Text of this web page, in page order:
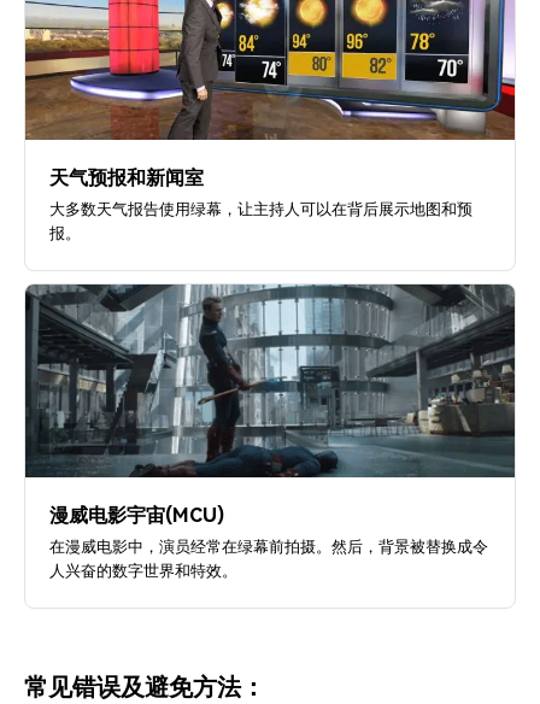
天气预报和新闻室
大多数天气报告使用绿幕，让主持人可以在背后展示地图和预
报。
漫威电影宇宙(MCU)
在漫威电影中，演员经常在绿幕前拍摄。然后，背景被替换成令
人兴奋的数字世界和特效。
常见错误及避免方法：